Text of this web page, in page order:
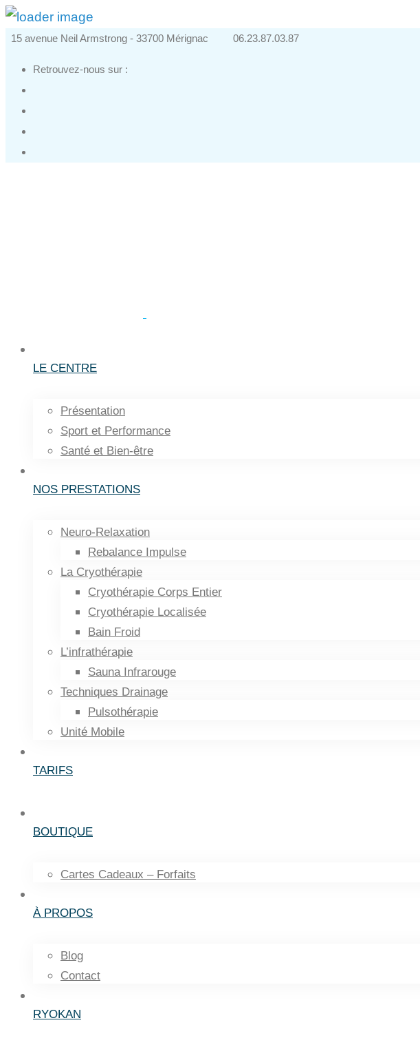
15 avenue Neil Armstrong - 33700 Mérignac 06.23.87.03.87
Retrouvez-nous sur :
LE CENTRE
Présentation
Sport et Performance
Santé et Bien-être
NOS PRESTATIONS
Neuro-Relaxation
Rebalance Impulse
La Cryothérapie
Cryothérapie Corps Entier
Cryothérapie Localisée
Bain Froid
L’infrathérapie
Sauna Infrarouge
Techniques Drainage
Pulsothérapie
Unité Mobile
TARIFS
BOUTIQUE
Cartes Cadeaux – Forfaits
À PROPOS
Blog
Contact
RYOKAN